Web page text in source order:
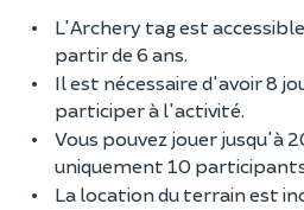
L'Archery tag est
partir de 6 ans.
Il est nécessaire d'avoir 8
participer à l'activité.
Vous pouvez jouer jusqu'à
uniquement 10
La location du terrain est